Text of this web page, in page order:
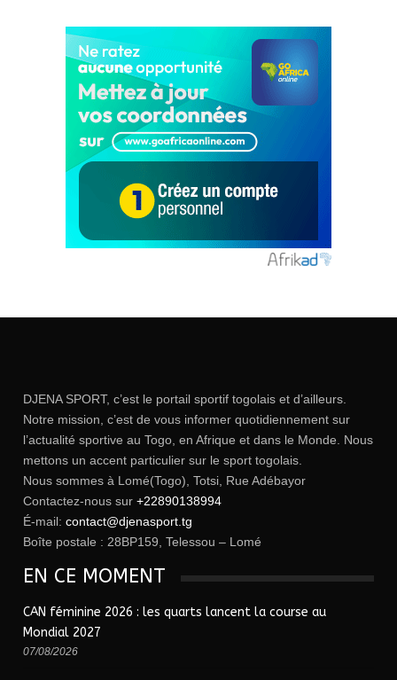
DJENA SPORT, c’est le portail sportif togolais et d’ailleurs.
Notre mission, c’est de vous informer quotidiennement sur
l’actualité sportive au Togo, en Afrique et dans le Monde. Nous
mettons un accent particulier sur le sport togolais.
Nous sommes à Lomé(Togo), Totsi, Rue Adébayor
Contactez-nous sur +22890138994
É-mail: contact@djenasport.tg
Boîte postale : 28BP159, Telessou – Lomé
EN CE MOMENT
CAN féminine 2026 : les quarts lancent la course au
Mondial 2027
07/08/2026